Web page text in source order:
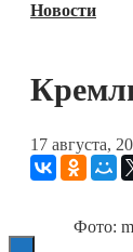
Блокчейн
Технологии
ESG
Новости
17 августа,
Фото: